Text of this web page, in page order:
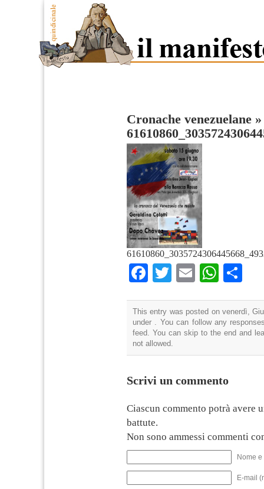
Cronache venezuelane »
Facebook
TwitterEmail
This entry was posted on venerdì,
under . You can follow any
feed. You can skip to the end and
not allowed.
Scrivi un commento
Ciascun commento potrà avere
battute.
Non sono ammessi commenti
Nome
E-mail